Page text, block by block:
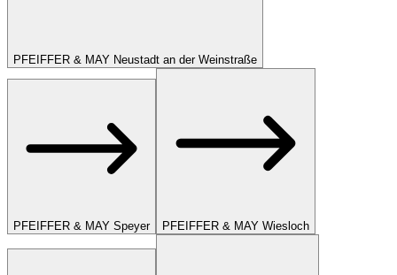
PFEIFFER & MAY Neustadt an der Weinstraße
PFEIFFER & MAY Speyer PFEIFFER & MAY Wiesloch